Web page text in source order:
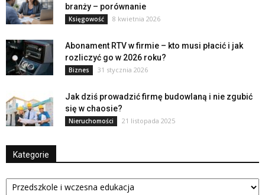
branży – porównanie
Księgowość 8 kwietnia 2026
Abonament RTV w firmie – kto musi płacić i jak
rozliczyć go w 2026 roku?
Biznes 31 stycznia 2026
Jak dziś prowadzić firmę budowlaną i nie zgubić
się w chaosie?
Nieruchomości 21 listopada 2025
Kategorie
Kategorie